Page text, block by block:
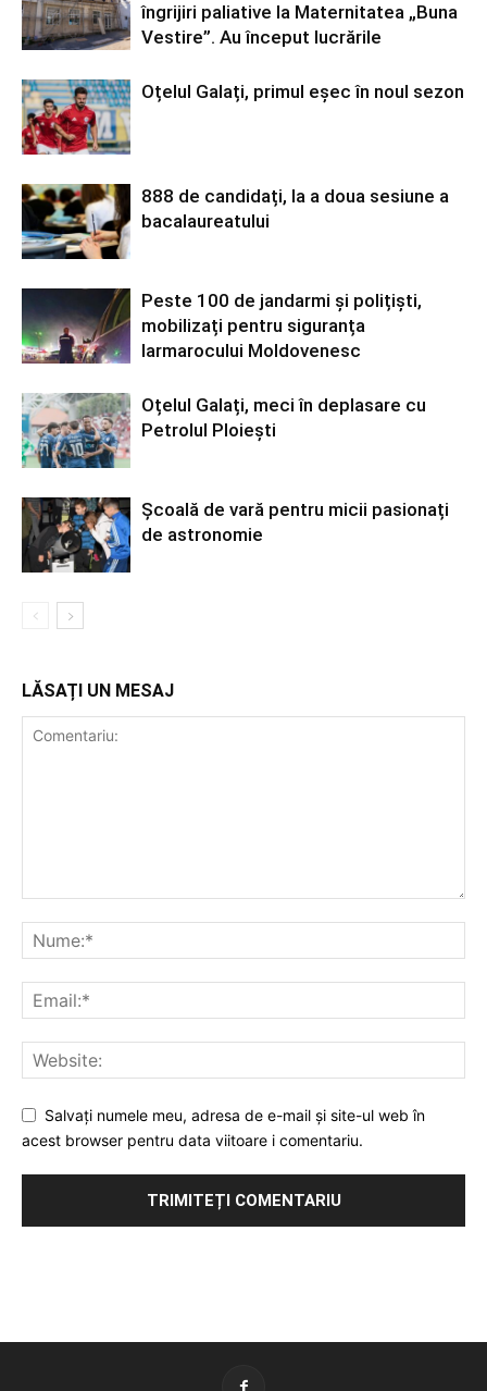
îngrijiri paliative la Maternitatea „Buna
Vestire”. Au început lucrările
Oțelul Galați, primul eșec în noul sezon
888 de candidați, la a doua sesiune a
bacalaureatului
Peste 100 de jandarmi și polițiști,
mobilizați pentru siguranța
Iarmarocului Moldovenesc
Oțelul Galați, meci în deplasare cu
Petrolul Ploiești
Școală de vară pentru micii pasionați
de astronomie
LĂSAȚI UN MESAJ
Salvați numele meu, adresa de e-mail și site-ul web în
acest browser pentru data viitoare i comentariu.